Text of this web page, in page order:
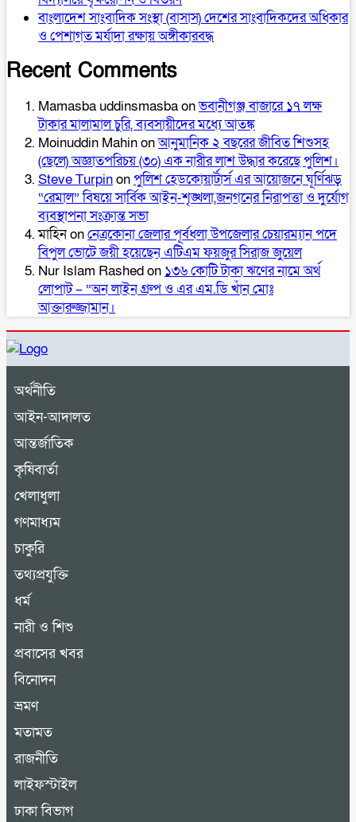
বাংলাদেশ সাংবাদিক সংস্থা (বাসাস) দেশের সাংবাদিকদের অধিকার
ও পেশাগত মর্যাদা রক্ষায় অঙ্গীকারবদ্ধ
Recent Comments
Mamasba uddinsmasbaonভবানীগঞ্জ বাজারে ১৭ লক্ষ
টাকার মালামাল চুরি, ব্যবসায়ীদের মধ্যে আতঙ্ক
Moinuddin Mahinonআনুমানিক ২ বছরের জীবিত শিশুসহ
(ছেলে) অজ্ঞাতপরিচয় (৩০) এক নারীর লাশ উদ্ধার করেছে পুলিশ।
Steve Turpinonপুলিশ হেডকোয়ার্টার্স এর আয়োজনে ঘূর্ণিঝড়
“রেমাল” বিষয়ে সার্বিক আইন-শৃঙ্খলা,জনগনের নিরাপত্তা ও দুর্যোগ
ব্যবস্থাপনা সংক্রান্ত সভা
মাহিনonনেত্রকোনা জেলার পূর্বধলা উপজেলার চেয়ারম্যান পদে
বিপুল ভোটে জয়ী হয়েছেন এটিএম ফয়জুর সিরাজ জুয়েল
Nur Islam Rashedon ১৩৬ কোটি টাকা ঋণের নামে অর্থ
লোপাট – “অন লাইন গ্রুপ ও এর এম.ডি খাঁন মোঃ
আক্তারুজ্জামান।
অর্থনীতি
আইন-আদালত
আন্তর্জাতিক
কৃষিবার্তা
খেলাধুলা
গণমাধ্যম
চাকুরি
তথ্যপ্রযুক্তি
ধর্ম
নারী ও শিশু
প্রবাসের খবর
বিনোদন
ভ্রমণ
মতামত
রাজনীতি
লাইফস্টাইল
ঢাকা বিভাগ